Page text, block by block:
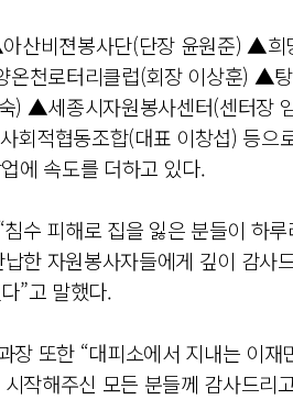
산비젼봉사단(단장 윤원준) ▲
천로터리클럽(회장 이상훈) ▲
) ▲세종시자원봉사센터(센터장
적협동조합(대표 이창섭) 등으
에 속도를 더하고 있다.
수 피해로 집을 잃은 분들이 하
한 자원봉사자들에게 깊이 감사
”고 말했다.
장 또한 “대피소에서 지내는 이
작해주신 모든 분들께 감사드리